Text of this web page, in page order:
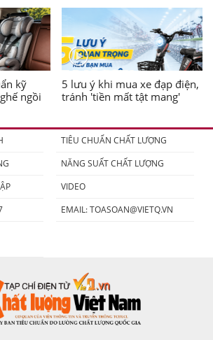
kỹ
ngồi
5 lưu ý khi mua xe đạp điện,
tránh 'tiền mất tật mang'
TIÊU CHUẨN CHẤT LƯỢNG
NĂNG SUẤT CHẤT LƯỢNG
VIDEO
EMAIL:TOASOAN@VIETQ.VN